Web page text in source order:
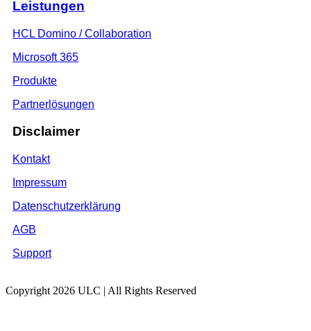
Leistungen
HCL Domino / Collaboration
Microsoft 365
Produkte
Partnerlösungen
Disclaimer
Kontakt
Impressum
Datenschutzerklärung
AGB
Support
Copyright 2026 ULC | All Rights Reserved